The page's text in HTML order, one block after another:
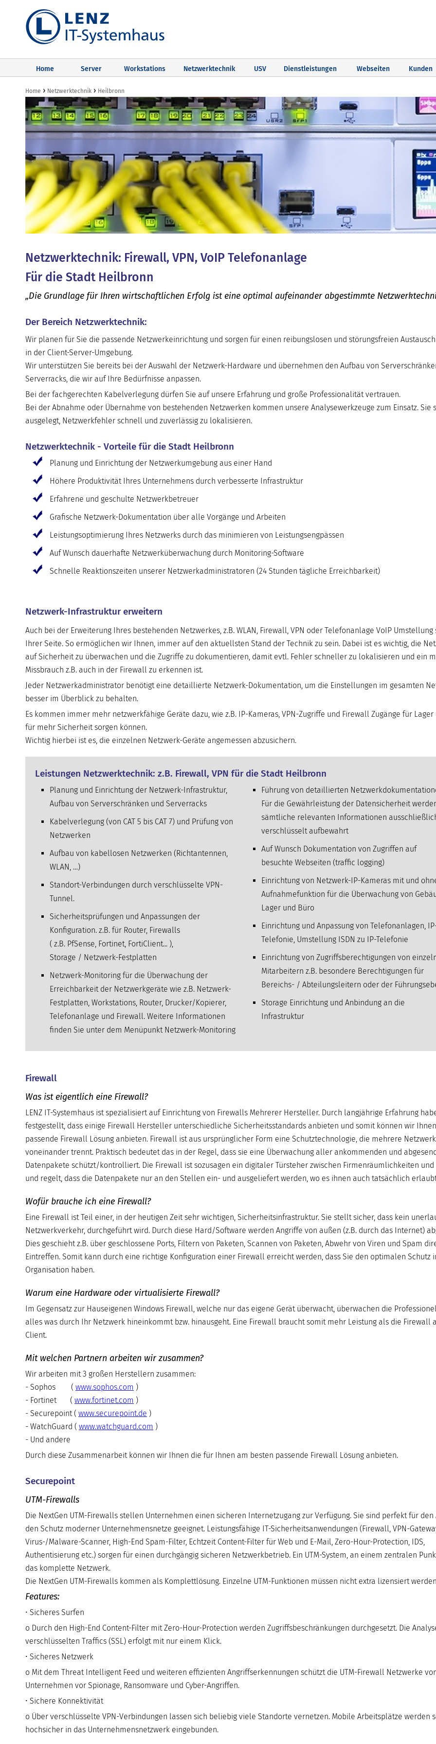
Home Server Workstations Netzwerktechnik USV Dienstleistungen Webseiten Kunden
Home › Netzwerktechnik › Heilbronn
Netzwerktechnik: Firewall, VPN, VoIP Telefonanlage
Für die Stadt Heilbronn
„Die Grundlage für Ihren wirtschaftlichen Erfolg ist eine optimal aufeinander abgestimmte
Der Bereich Netzwerktechnik:
Wir planen für Sie die passende Netzwerkeinrichtung und sorgen für einen reibungslosen und störungsfreien
in der Client-Server-Umgebung.
Wir unterstützen Sie bereits bei der Auswahl der Netzwerk-Hardware und übernehmen den Aufbau von
Serverracks, die wir auf Ihre Bedürfnisse anpassen.
Bei der fachgerechten Kabelverlegung dürfen Sie auf unsere Erfahrung und große Professionalität vertrauen.
Bei der Abnahme oder Übernahme von bestehenden Netzwerken kommen unsere Analysewerkzeuge zum Einsatz. Sie
ausgelegt, Netzwerkfehler schnell und zuverlässig zu lokalisieren.
Netzwerktechnik - Vorteile für die Stadt Heilbronn
Planung und Einrichtung der Netzwerkumgebung aus einer Hand
Höhere Produktivität Ihres Unternehmens durch verbesserte Infrastruktur
Erfahrene und geschulte Netzwerkbetreuer
Grafische Netzwerk-Dokumentation über alle Vorgänge und Arbeiten
Leistungsoptimierung Ihres Netzwerks durch das minimieren von Leistungsengpässen
Auf Wunsch dauerhafte Netzwerküberwachung durch Monitoring-Software
Schnelle Reaktionszeiten unserer Netzwerkadministratoren (24 Stunden tägliche Erreichbarkeit)
Netzwerk-Infrastruktur erweitern
Auch bei der Erweiterung Ihres bestehenden Netzwerkes, z.B. WLAN, Firewall, VPN oder Telefonanlage VoIP Umstellung
Ihrer Seite. So ermöglichen wir Ihnen, immer auf den aktuellsten Stand der Technik zu sein. Dabei ist es wichtig, die
auf Sicherheit zu überwachen und die Zugriffe zu dokumentieren, damit evtl. Fehler schneller zu lokalisieren und ein
Missbrauch z.B. auch in der Firewall zu erkennen ist.
Jeder Netzwerkadministrator benötigt eine detaillierte Netzwerk-Dokumentation, um die Einstellungen im gesamten
besser im Überblick zu behalten.
Es kommen immer mehr netzwerkfähige Geräte dazu, wie z.B. IP-Kameras, VPN-Zugriffe und Firewall Zugänge für Lager
für mehr Sicherheit sorgen können.
Wichtig hierbei ist es, die einzelnen Netzwerk-Geräte angemessen abzusichern.
Leistungen Netzwerktechnik: z.B. Firewall, VPN für die Stadt Heilbronn
Planung und Einrichtung der Netzwerk-Infrastruktur,
Aufbau von Serverschränken und Serverracks
Kabelverlegung (von CAT 5 bis CAT 7) und Prüfung von
Netzwerken
Aufbau von kabellosen Netzwerken (Richtantennen,
WLAN, …)
Standort-Verbindungen durch verschlüsselte VPN-
Tunnel.
Sicherheitsprüfungen und Anpassungen der
Konfiguration. z.B. für Router, Firewalls
( z.B. PfSense, Fortinet, FortiClient... ),
Storage / Netzwerk-Festplatten
Netzwerk-Monitoring für die Überwachung der
Erreichbarkeit der Netzwerkgeräte wie z.B. Netzwerk-
Festplatten, Workstations, Router, Drucker/Kopierer,
Telefonanlage und Firewall. Weitere Informationen
finden Sie unter dem Menüpunkt Netzwerk-Monitoring
Führung von detaillierten
Für die Gewährleistung der Datensicherheit
sämtliche relevanten Informationen
verschlüsselt aufbewahrt
Auf Wunsch Dokumentation von Zugriffen auf
besuchte Webseiten (traffic logging)
Einrichtung von Netzwerk-IP-Kameras mit und
Aufnahmefunktion für die Überwachung von
Lager und Büro
Einrichtung und Anpassung von Telefonanlagen,
Telefonie, Umstellung ISDN zu IP-Telefonie
Einrichtung von Zugriffsberechtigungen von
Mitarbeitern z.B. besondere Berechtigungen für
Bereichs- / Abteilungsleitern oder der
Storage Einrichtung und Anbindung an die
Infrastruktur
Firewall
Was ist eigentlich eine Firewall?
LENZ IT-Systemhaus ist spezialisiert auf Einrichtung von Firewalls Mehrerer Hersteller. Durch langjährige Erfahrung
festgestellt, dass einige Firewall Hersteller unterschiedliche Sicherheitsstandards anbieten und somit können wir
passende Firewall Lösung anbieten. Firewall ist aus ursprünglicher Form eine Schutztechnologie, die mehrere
voneinander trennt. Praktisch bedeutet das in der Regel, dass sie eine Überwachung aller ankommenden und
Datenpakete schützt/kontrolliert. Die Firewall ist sozusagen ein digitaler Türsteher zwischen Firmenräumlichkeiten
und regelt, dass die Datenpakete nur an den Stellen ein- und ausgeliefert werden, wo es ihnen auch tatsächlich
Wofür brauche ich eine Firewall?
Eine Firewall ist Teil einer, in der heutigen Zeit sehr wichtigen, Sicherheitsinfrastruktur. Sie stellt sicher, dass kein
Netzwerkverkehr, durchgeführt wird. Durch diese Hard/Software werden Angriffe von außen (z.B. durch das Internet)
Dies geschieht z.B. über geschlossene Ports, Filtern von Paketen, Scannen von Paketen, Abwehr von Viren und Spam
Eintreffen. Somit kann durch eine richtige Konfiguration einer Firewall erreicht werden, dass Sie den optimalen Schutz
Organisation haben.
Warum eine Hardware oder virtualisierte Firewall?
Im Gegensatz zur Hauseigenen Windows Firewall, welche nur das eigene Gerät überwacht, überwachen die
alles was durch Ihr Netzwerk hineinkommt bzw. hinausgeht. Eine Firewall braucht somit mehr Leistung als die Firewall
Client.
Mit welchen Partnern arbeiten wir zusammen?
Wir arbeiten mit 3 großen Herstellern zusammen:
- Sophos ( www.sophos.com )
- Fortinet ( www.fortinet.com )
- Securepoint ( www.securepoint.de )
- WatchGuard ( www.watchguard.com )
- Und andere
Durch diese Zusammenarbeit können wir Ihnen die für Ihnen am besten passende Firewall Lösung anbieten.
Securepoint
UTM-Firewalls
Die NextGen UTM-Firewalls stellen Unternehmen einen sicheren Internetzugang zur Verfügung. Sie sind perfekt für den
den Schutz moderner Unternehmensnetze geeignet. Leistungsfähige IT-Sicherheitsanwendungen (Firewall, VPN-
Virus-/Malware-Scanner, High-End Spam-Filter, Echtzeit Content-Filter für Web und E-Mail, Zero-Hour-Protection, IDS,
Authentisierung etc.) sorgen für einen durchgängig sicheren Netzwerkbetrieb. Ein UTM-System, an einem zentralen
das komplette Netzwerk.
Die NextGen UTM-Firewalls kommen als Komplettlösung. Einzelne UTM-Funktionen müssen nicht extra lizensiert
Features:
• Sicheres Surfen
o Durch den High-End Content-Filter mit Zero-Hour-Protection werden Zugriffsbeschränkungen durchgesetzt. Die
verschlüsselten Traffics (SSL) erfolgt mit nur einem Klick.
• Sicheres Netzwerk
o Mit dem Threat Intelligent Feed und weiteren effizienten Angriffserkennungen schützt die UTM-Firewall Netzwerke
Unternehmen vor Spionage, Ransomware und Cyber-Angriffen.
• Sichere Konnektivität
o Über verschlüsselte VPN-Verbindungen lassen sich beliebig viele Standorte vernetzen. Mobile Arbeitsplätze werden
hochsicher in das Unternehmensnetzwerk eingebunden.